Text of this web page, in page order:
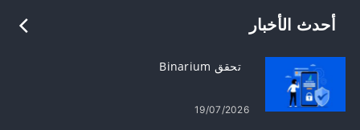
أحدث الأخبار
تحقق Binarium
19/07/2026